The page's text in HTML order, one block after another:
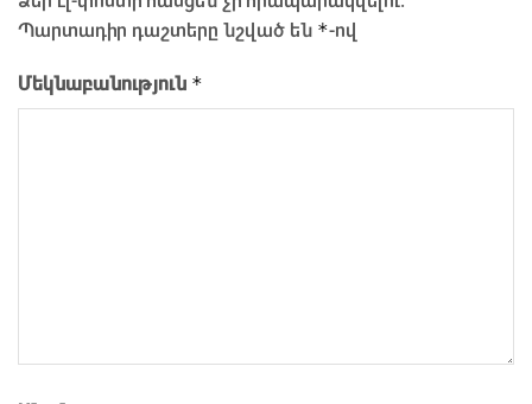
Պարտադիր դաշտերը նշված են *-ով
Մեկնաբանություն *